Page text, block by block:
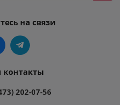
на связи
202-07-56